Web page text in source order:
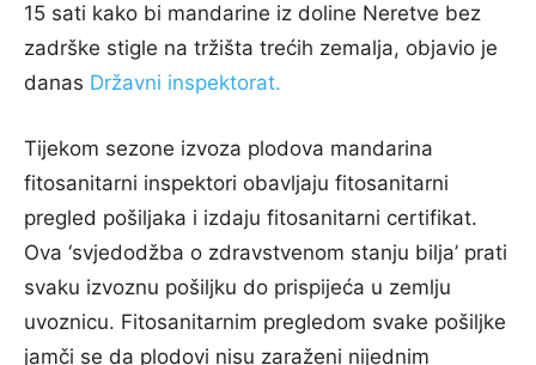
15 sati kako bi mandarine iz doline Neretve bez
zadrške stigle na tržišta trećih zemalja, objavio je
danas Državni inspektorat.
Tijekom sezone izvoza plodova mandarina
fitosanitarni inspektori obavljaju fitosanitarni
pregled pošiljaka i izdaju fitosanitarni certifikat.
Ova ‘svjedodžba o zdravstvenom stanju bilja’ prati
svaku izvoznu pošiljku do prispijeća u zemlju
uvoznicu. Fitosanitarnim pregledom svake pošiljke
jamči se da plodovi nisu zaraženi nijednim